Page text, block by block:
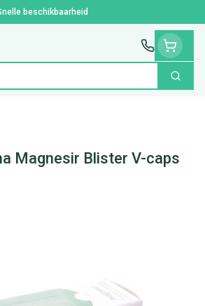
beschikbaarheid
Zoek
Magnesir Blister V-caps